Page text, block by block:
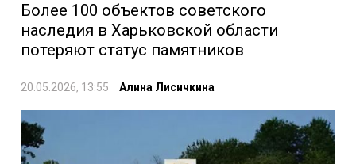
Более 100 объектов советского
наследия в Харьковской области
потеряют статус памятников
20.05.2026, 13:55 Алина Лисичкина